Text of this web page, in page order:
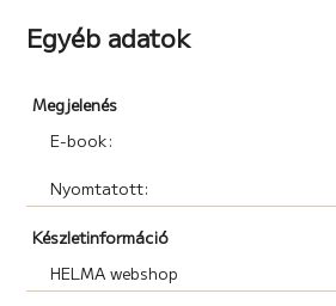
Egyéb adatok
Megjelenés
E-book:
Nyomtatott:
Készletinformáció
HELMA webshop